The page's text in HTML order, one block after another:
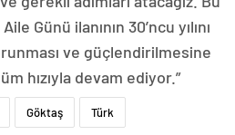
Günü ilanının 30’ncu yılını
ve güçlendirilmesine
hızıyla devam ediyor.”
Göktaş Türk